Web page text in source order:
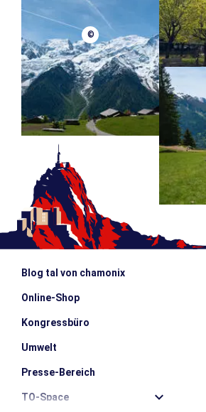
©
Blog tal von chamonix
Online-Shop
Kongressbüro
Umwelt
Presse-Bereich
TO-Space